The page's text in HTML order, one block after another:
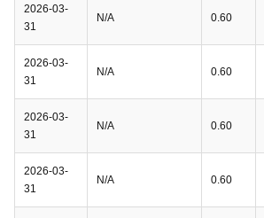
2026-03-
31
N/A 0.60
2026-03-
31
N/A 0.60
2026-03-
31
N/A 0.60
2026-03-
31
N/A 0.60